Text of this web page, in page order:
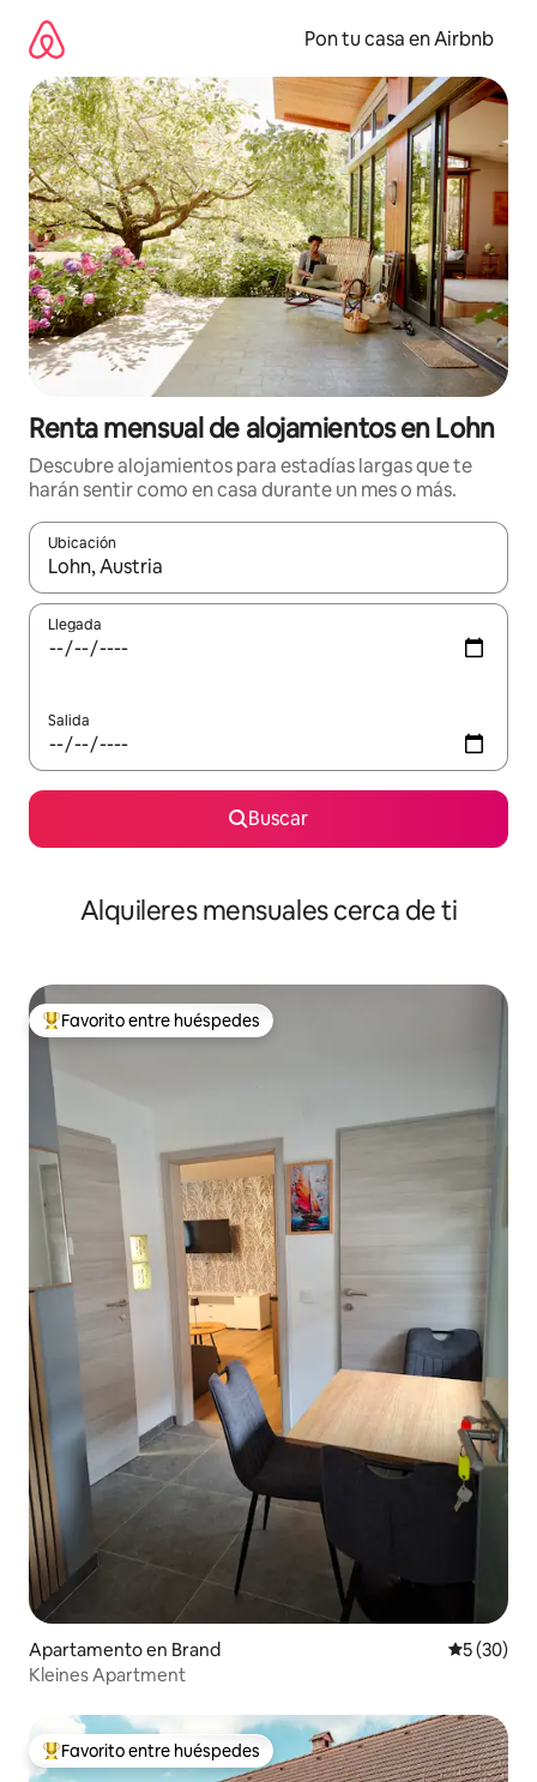
contenido
Pon tu casa en Airbnb
Renta mensual de alojamientos en Lohn
Descubre alojamientos para estadías largas que te
harán sentir como en casa durante un mes o más.
Ubicación
Cuando los resultados estén disponibles, navega con las
Llegada
Salida
Buscar
Alquileres mensuales cerca de ti
Favorito entre huéspedes preferido
Favorito entre huéspedes
Apartamento en Brand
5 (30)
Kleines Apartment
Favorito entre huéspedes preferido
Favorito entre huéspedes